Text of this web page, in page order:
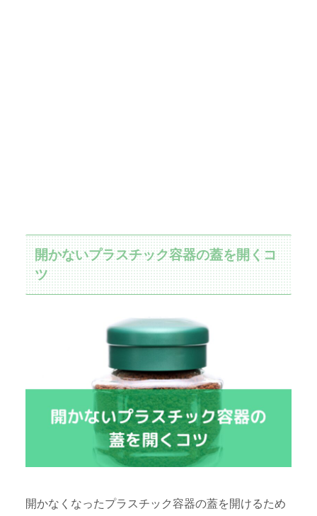
開かないプラスチック容器の蓋を開くコ
ツ
開かなくなったプラスチック容器の蓋を開けるため